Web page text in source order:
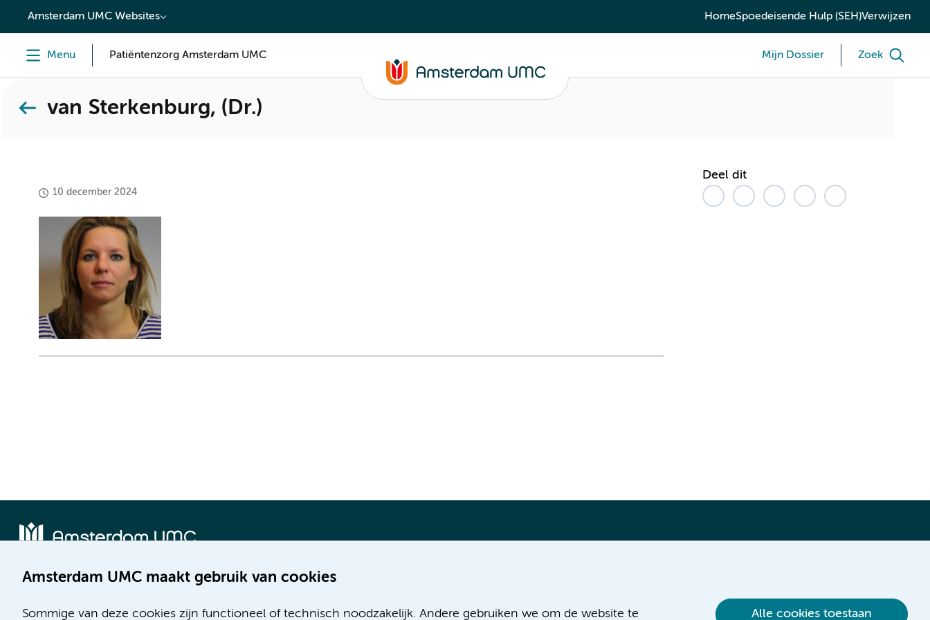
content
Amsterdam UMC Websites HomeSpoedeisende Hulp (SEH)Verwijzen
Menu Patiëntenzorg Amsterdam UMC Mijn Dossier Zoek
van Sterkenburg, (Dr.)
10 december 2024
Deel dit
Amsterdam UMC maakt gebruik van cookies
Sommige van deze cookies zijn functioneel of technisch noodzakelijk. Andere gebruiken we om de website te Alle cookies toestaan
Meibergdreef 9
De Boelelaan 1117